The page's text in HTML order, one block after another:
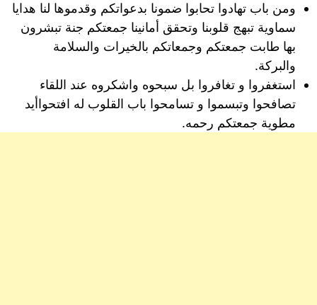
ومن باب تهادوا تحابوا ضمونا بدعواتكم وقدموها لنا هدايا
سماوية تبهج قلوبنا وتحقق أمانينا جمعتكم جنة تبشرون
بها طابت جمعتكم وجمعاتكم بالخيرات والسلامة
والبركة.
استغفروا و تغافروا بل سبحوه واشكروه عند اللقاء
تصافحوا وتبسموا و تسامحوا باب القلوب له افتحواأيد
مطوية جمعتكم رحمه.